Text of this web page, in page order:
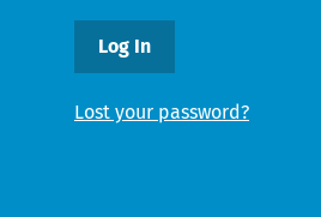
Lost your password?